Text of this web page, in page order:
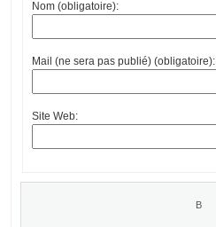
Nom (obligatoire):
Mail (ne sera pas publié) (obligatoire):
Site Web: